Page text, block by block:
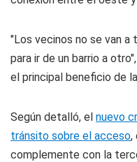
"Los vecinos no se van a
para ir de un barrio a
el principal beneficio de
Según detalló, el nuevo
tránsito sobre el acceso,
complemente con la